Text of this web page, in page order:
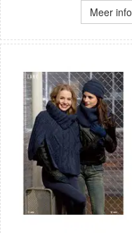
Meer info